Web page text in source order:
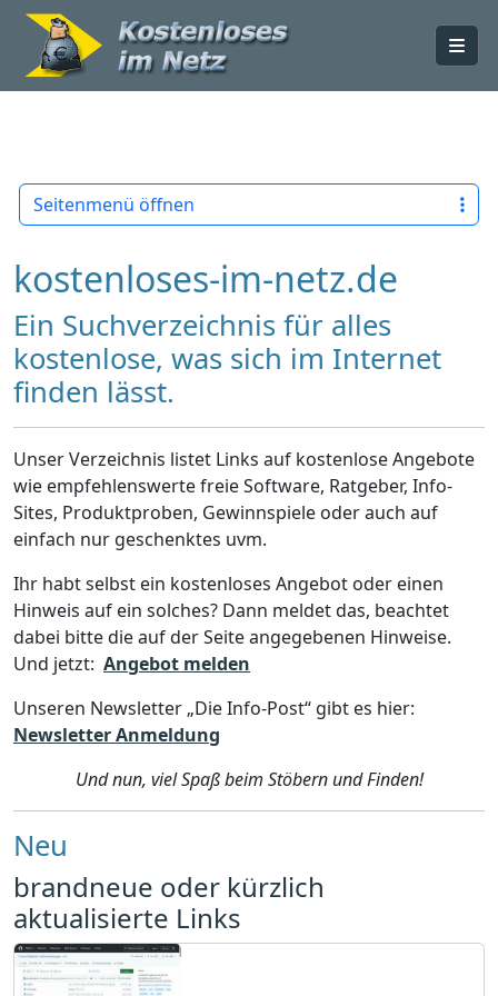
kostenloses-im-netz.de
Ein Suchverzeichnis für alles
kostenlose, was sich im Internet
finden lässt.
Unser Verzeichnis listet Links auf kostenlose Angebote
wie empfehlenswerte freie Software, Ratgeber, Info-
Sites, Produktproben, Gewinnspiele oder auch auf
einfach nur geschenktes uvm.
Ihr habt selbst ein kostenloses Angebot oder einen
Hinweis auf ein solches? Dann meldet das, beachtet
dabei bitte die auf der Seite angegebenen Hinweise.
Und jetzt: Angebot melden
Unseren Newsletter „Die Info-Post“ gibt es hier:
Newsletter Anmeldung
Und nun, viel Spaß beim Stöbern und Finden!
Neu
brandneue oder kürzlich
aktualisierte Links
Seitenmenü öffnen